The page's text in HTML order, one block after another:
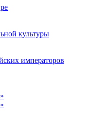
культуры
императоров